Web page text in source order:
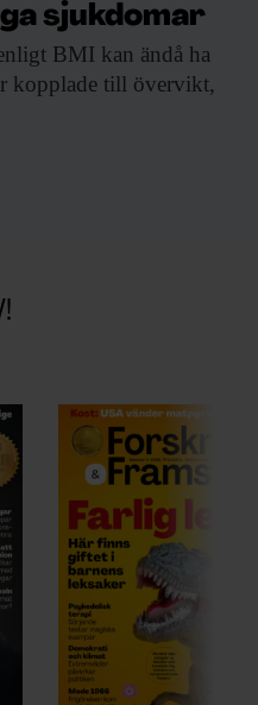
sjukdomar
BMI kan ändå ha
kopplade till övervikt,